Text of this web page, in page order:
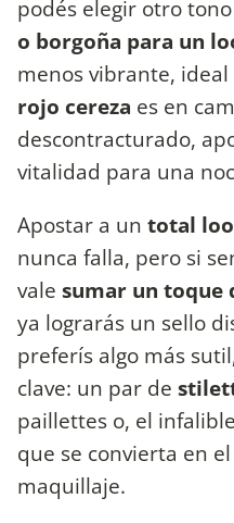
podés elegir otro
o borgoña para un
menos vibrante,
rojo cereza es en
descontracturado,
vitalidad para una
Apostar a un total
nunca falla, pero si
vale sumar un toque
ya lograrás un sello
preferís algo más
clave: un par de
paillettes o, el
que se convierta en
maquillaje.